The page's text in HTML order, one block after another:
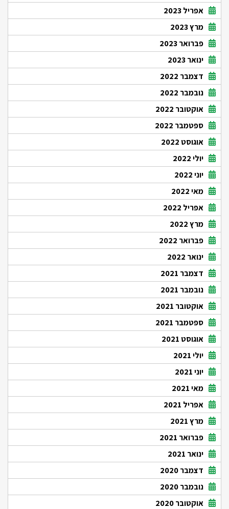
אפריל 2023
מרץ 2023
פברואר 2023
ינואר 2023
דצמבר 2022
נובמבר 2022
אוקטובר 2022
ספטמבר 2022
אוגוסט 2022
יולי 2022
יוני 2022
מאי 2022
אפריל 2022
מרץ 2022
פברואר 2022
ינואר 2022
דצמבר 2021
נובמבר 2021
אוקטובר 2021
ספטמבר 2021
אוגוסט 2021
יולי 2021
יוני 2021
מאי 2021
אפריל 2021
מרץ 2021
פברואר 2021
ינואר 2021
דצמבר 2020
נובמבר 2020
אוקטובר 2020